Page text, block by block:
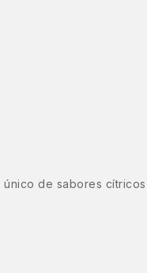
de sabores